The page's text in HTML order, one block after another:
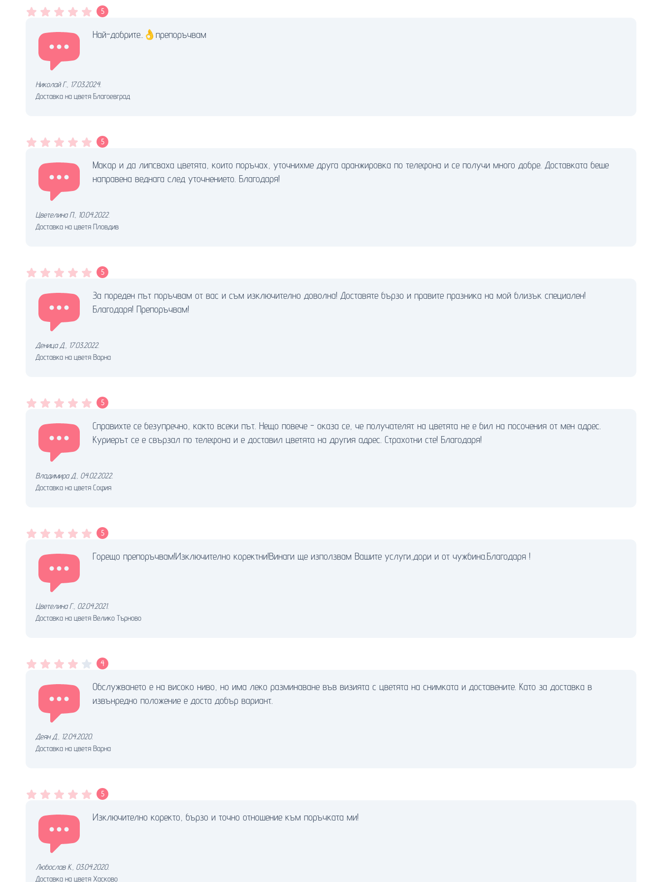
5
Най-добрите..👌препоръчвам
Николай Г., 17.03.2024.
Доставка на цветя Благоевград
5
Макар и да липсваха цветята, които поръчах, уточнихме друга аранжировка по телефона и се получи много добре. Доставката беше
направена веднага след уточнението. Благодаря!
Цветелина П., 10.04.2022.
Доставка на цветя Пловдив
5
За пореден път поръчвам от вас и съм изключително доволна! Доставяте бързо и правите празника на мой близък специален!
Благодаря! Препоръчвам!
Деница Д., 17.03.2022.
Доставка на цветя Варна
5
Справихте се безупречно, както всеки път. Нещо повече - оказа се, че получателят на цветята не е бил на посочения от мен адрес.
Куриерът се е свързал по телефона и е доставил цветята на другия адрес. Страхотни сте! Благодаря!
Владимира Д., 04.02.2022.
Доставка на цветя София
5
Горещо препоръчвам!Изключително коректни!Винаги ще използвам Вашите услуги,дори и от чужбина.Благодаря !
Цветелина Г., 02.04.2021.
Доставка на цветя Велико Търново
4
Обслужването е на високо ниво, но има леко разминаване във визията с цветята на снимката и доставените. Като за доставка в
извънредно положение е доста добър вариант.
Деян Д., 12.04.2020.
Доставка на цветя Варна
5
Изключително коректо, бързо и точно отношение към поръчката ми!
Любослав К., 03.04.2020.
Доставка на цветя Хасково